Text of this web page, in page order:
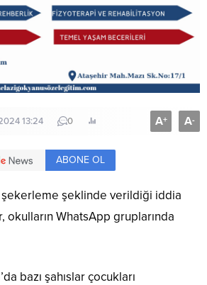
13:24 0 A+ A-
ABONE OL
şekerleme şeklinde verildiği iddia
okulların WhatsApp gruplarında
bazı şahıslar çocukları